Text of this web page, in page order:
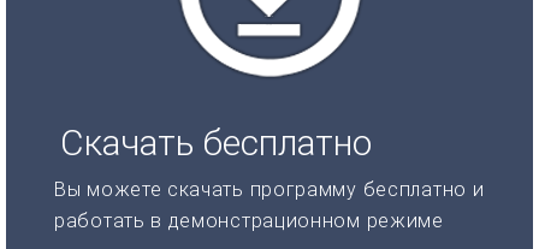
Скачать бесплатно
Вы можете скачать программу бесплатно и
работать в демонстрационном режиме